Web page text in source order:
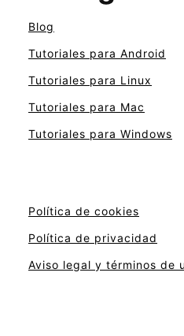
Blog
Tutoriales para Android
Tutoriales para Linux
Tutoriales para Mac
Tutoriales para Windows
Política de cookies
Política de privacidad
Aviso legal y términos de